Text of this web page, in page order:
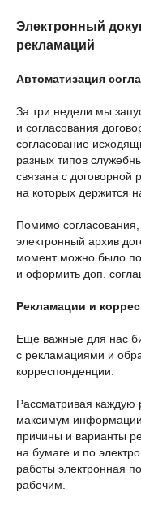
Электронный
рекламаций
Автоматизация
За три недели мы
и согласования
согласование
разных типов
связана с договорной
на которых держится
Помимо
электронный архив
момент можно было
и оформить доп.
Рекламации и
Еще важные для нас
с рекламациями и
корреспонденции.
Рассматривая
максимум
причины и варианты
на бумаге и по
работы электронная
рабочим.